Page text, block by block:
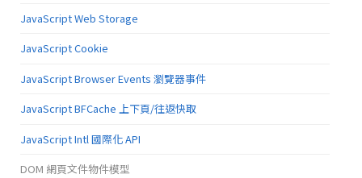
JavaScript Web Storage
JavaScript Cookie
JavaScript Browser Events 瀏覽器事件
JavaScript BFCache 上下頁/往返快取
JavaScript Intl 國際化 API
DOM 網頁文件物件模型